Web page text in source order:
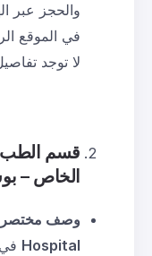
والحجز عبر
في الموقع
لا توجد
قسم
الخاص –
وصف مختصر
Hospital